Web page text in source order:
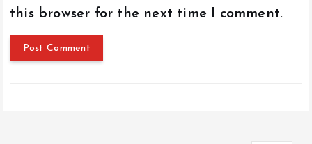
this browser for the next time I comment.